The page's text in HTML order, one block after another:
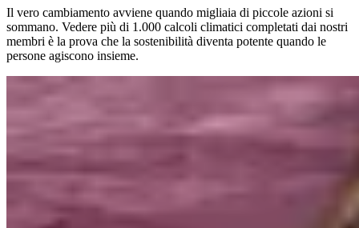
Il vero cambiamento avviene quando migliaia di piccole azioni si
sommano. Vedere più di 1.000 calcoli climatici completati dai nostri
membri è la prova che la sostenibilità diventa potente quando le
persone agiscono insieme.